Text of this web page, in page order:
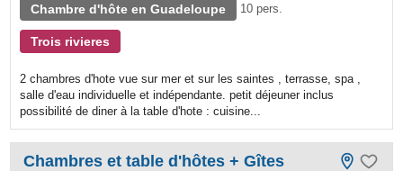
Chambre d'hôte en Guadeloupe 10 pers.
Trois rivieres
2 chambres d'hote vue sur mer et sur les saintes , terrasse, spa ,
salle d'eau individuelle et indépendante. petit déjeuner inclus
possibilité de diner à la table d'hote : cuisine...
Chambres et table d'hôtes + Gîtes